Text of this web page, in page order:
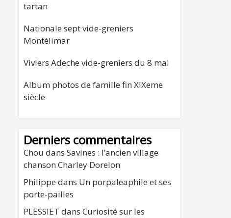
tartan
Nationale sept vide-greniers
Montélimar
Viviers Adeche vide-greniers du 8 mai
Album photos de famille fin XIXeme
siècle
Derniers commentaires
Chou dans Savines : l’ancien village
chanson Charley Dorelon
Philippe dans Un porpaleaphile et ses
porte-pailles
PLESSIET dans Curiosité sur les